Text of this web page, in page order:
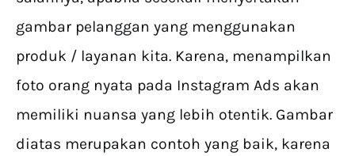
gambar pelanggan yang menggunakan
produk / layanan kita. Karena, menampilkan
foto orang nyata pada Instagram Ads akan
memiliki nuansa yang lebih otentik. Gambar
diatas merupakan contoh yang baik, karena